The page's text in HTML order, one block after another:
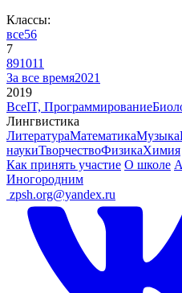
Классы:
все56
7
891011
За все время2021
2019
ВсеIT, Программирование
Лингвистика
ЛитератураМатематикаМузыка
наукиТворчествоФизикаХимия
Как принять участие О школе
Иногородним
zpsh.org@yandex.ru